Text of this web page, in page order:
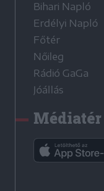
Bihari Napló
Erdélyi Napló
Főtér
Nőileg
Rádió GaGa
Jóállás